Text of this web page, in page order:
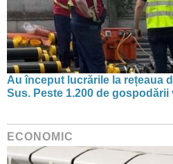
Au început lucrările la rețeaua
Sus. Peste 1.200 de
ECONOMIC